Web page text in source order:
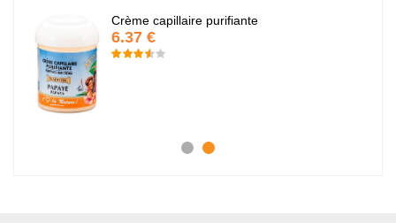
Crème capillaire purifiante
6.37 €